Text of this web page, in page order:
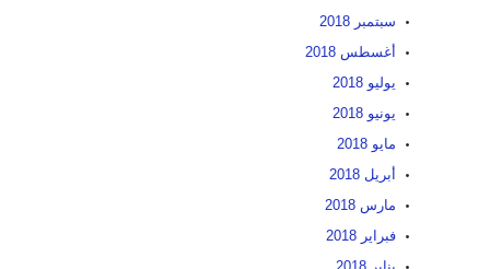
سبتمبر 2018
أغسطس 2018
يوليو 2018
يونيو 2018
مايو 2018
أبريل 2018
مارس 2018
فبراير 2018